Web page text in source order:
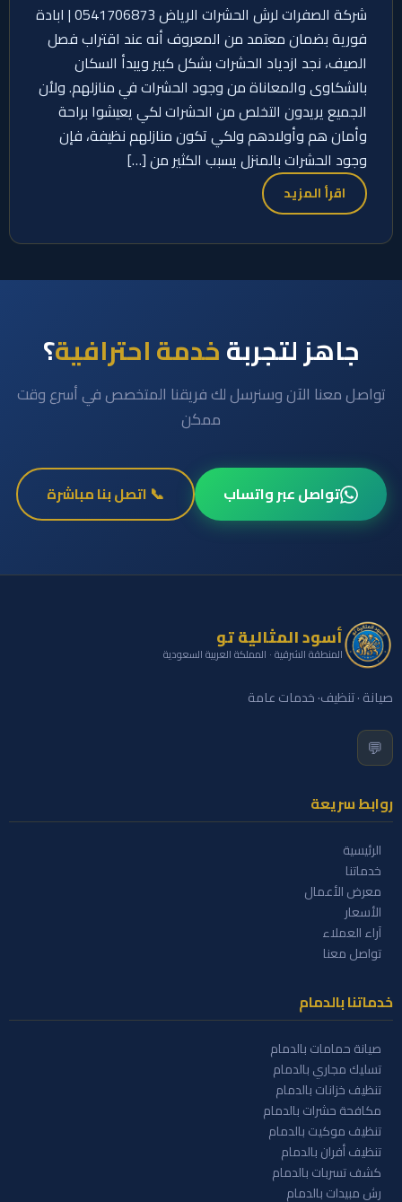
شركة الصفرات لرش الحشرات الرياض 0541706873 | ابادة
فورية بضمان معتمد من المعروف أنه عند اقتراب فصل
الصيف، نجد ازدياد الحشرات بشكل كبير ويبدأ السكان
بالشكاوى والمعاناة من وجود الحشرات في منازلهم. ولأن
الجميع يريدون التخلص من الحشرات لكي يعيشوا براحة
وأمان هم وأولادهم ولكي تكون منازلهم نظيفة، فإن
وجود الحشرات بالمنزل يسبب الكثير من […]
اقرأ المزيد
جاهز لتجربةخدمة احترافية؟
تواصل معنا الآن وسنرسل لك فريقنا المتخصص في أسرع وقت
ممكن
تواصل عبر واتساب 📞 اتصل بنا مباشرة
أسود المثالية تو
المنطقة الشرقية · المملكة العربية السعودية
صيانة · تنظيف· خدمات عامة
💬
روابط سريعة
الرئيسية
خدماتنا
معرض الأعمال
الأسعار
آراء العملاء
تواصل معنا
خدماتنا بالدمام
صيانة حمامات بالدمام
تسليك مجاري بالدمام
تنظيف خزانات بالدمام
مكافحة حشرات بالدمام
تنظيف موكيت بالدمام
تنظيف أفران بالدمام
كشف تسربات بالدمام
رش مبيدات بالدمام